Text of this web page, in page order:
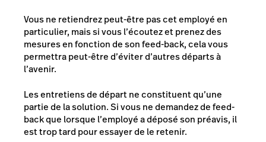
Vous ne retiendrez peut-être pas cet employé en
particulier, mais si vous l’écoutez et prenez des
mesures en fonction de son feed-back, cela vous
permettra peut-être d’éviter d’autres départs à
l’avenir.
Les entretiens de départ ne constituent qu’une
partie de la solution. Si vous ne demandez de feed-
back que lorsque l’employé a déposé son préavis, il
est trop tard pour essayer de le retenir.